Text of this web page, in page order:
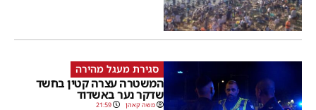
סגירת מעגל מהירה
המשטרה עצרה קטין בחשד
שדקר נער באשדוד
משה קאהן 21:59